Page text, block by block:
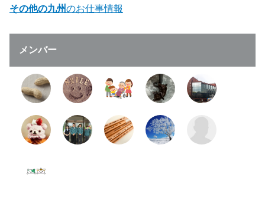
その他の九州のお仕事情報
メンバー